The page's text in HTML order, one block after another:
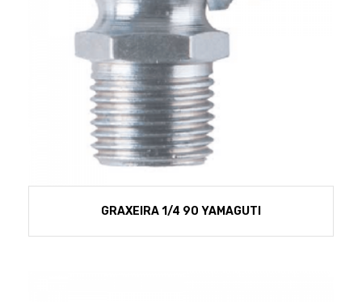
GRAXEIRA 1/4 90 YAMAGUTI